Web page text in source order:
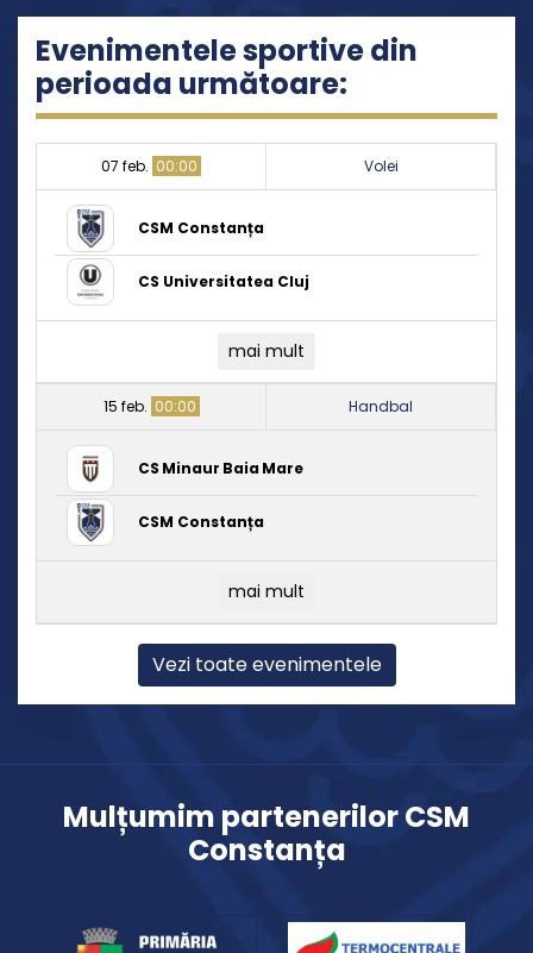
Evenimentele sportive din
perioada următoare:
07 feb. 00:00 Volei
CSM Constanța
CS Universitatea Cluj
mai mult
15 feb. 00:00 Handbal
CS Minaur Baia Mare
CSM Constanța
mai mult
Vezi toate evenimentele
Mulțumim partenerilor CSM
Constanța